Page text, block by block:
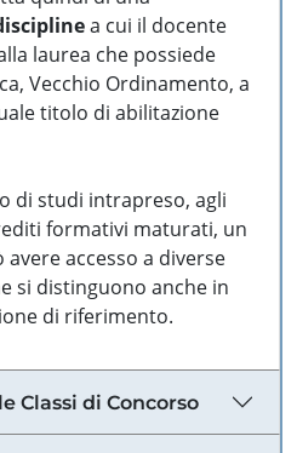
a cui il docente
laurea che possiede
Vecchio Ordinamento, a
titolo di abilitazione
di studi intrapreso, agli
formativi maturati, un
accesso a diverse
si distinguono anche in
di riferimento.
Classi di Concorso